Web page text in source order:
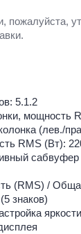
пожалуйста,
5.1.2
мощность
(лев./
RMS (Вт):
сабвуфер
(RMS) /
знаков)